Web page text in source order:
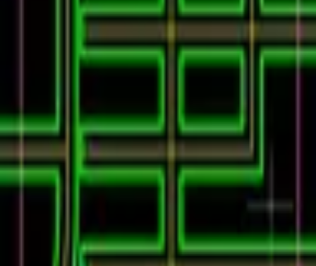
とが重要です。
建コンのあれこれ
#127 AIで設計すればいいじゃん
復習データを準備中...